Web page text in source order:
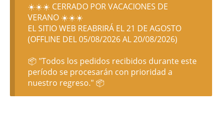
☀️☀️☀️ CERRADO POR VACACIONES DE
VERANO ☀️☀️☀️
EL SITIO WEB REABRIRÁ EL 21 DE AGOSTO
(OFFLINE DEL 05/08/2026 AL 20/08/2026)
📦 "Todos los pedidos recibidos durante este
período se procesarán con prioridad a
nuestro regreso." 📦